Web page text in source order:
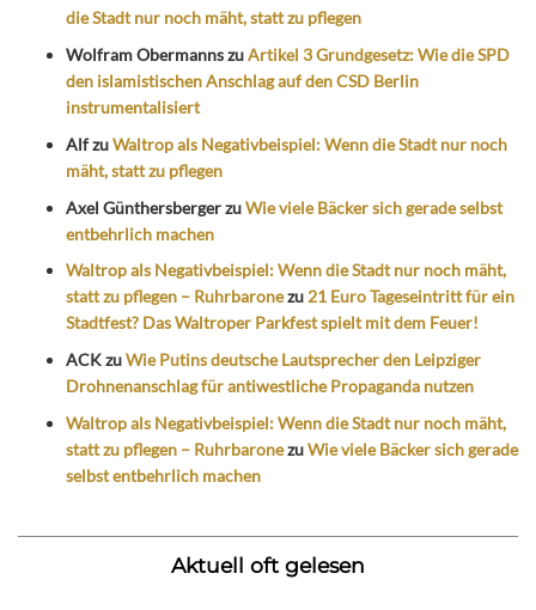
die Stadt nur noch mäht, statt zu pflegen
Wolfram ObermannszuArtikel 3 Grundgesetz: Wie die SPD
den islamistischen Anschlag auf den CSD Berlin
instrumentalisiert
AlfzuWaltrop als Negativbeispiel: Wenn die Stadt nur noch
mäht, statt zu pflegen
Axel GünthersbergerzuWie viele Bäcker sich gerade selbst
entbehrlich machen
Waltrop als Negativbeispiel: Wenn die Stadt nur noch mäht,
statt zu pflegen – Ruhrbaronezu21 Euro Tageseintritt für ein
Stadtfest? Das Waltroper Parkfest spielt mit dem Feuer!
ACKzuWie Putins deutsche Lautsprecher den Leipziger
Drohnenanschlag für antiwestliche Propaganda nutzen
Waltrop als Negativbeispiel: Wenn die Stadt nur noch mäht,
statt zu pflegen – RuhrbaronezuWie viele Bäcker sich gerade
selbst entbehrlich machen
Aktuell oft gelesen